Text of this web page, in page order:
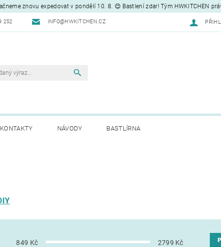
znovu expedovat v pondělí 10. 8. 😊 Bastlení zdar! Tým HWKITCHEN
252 INFO@HWKITCHEN.CZ
KONTAKTY NÁVODY BASTLÍRNA
849 Kč 2799 Kč